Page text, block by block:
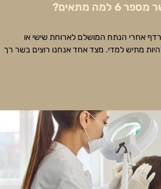
מתאים?
אחרי הנתח המושלם לארוחת שישי או
מתיש למדי. מצד אחד אנחנו רוצים בשר רך